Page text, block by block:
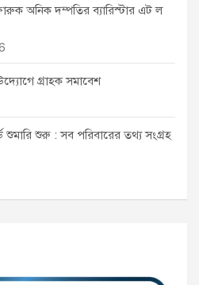
অনিক দম্পতির ব্যারিস্টার এট ল
গ্রাহক সমাবেশ
শুমারি শুরু : সব পরিবারের তথ্য সংগ্রহ